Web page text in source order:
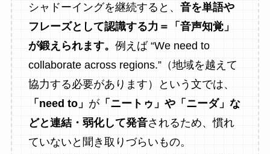
シャドーイングを継続すると、 音を単語や
フレーズとして認識する力＝「音声知覚」
が鍛えられます。 例えば “We need to
collaborate across regions.”（地域を越えて
協力する必要があります）という文では、
「need to」 が「ニートゥ」や「ニーダ」な
どと連結・弱化して発音されるため、慣れ
ていないと聞き取りづらいもの。